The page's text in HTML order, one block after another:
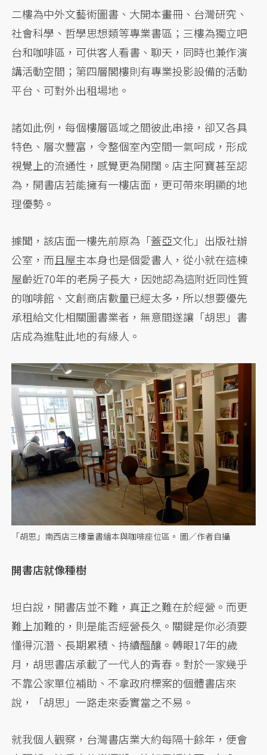
二樓為中外文藝術圖書、大開本畫冊、台灣研究、
社會科學、哲學思想類等專業書區；三樓為獨立吧
台和咖啡區，可供客人看書、聊天，同時也兼作演
講活動空間；第四層閣樓則有專業投影設備的活動
平台、可對外出租場地。
諸如此例，每個樓層區域之間彼此串接，卻又各具
特色、層次豐富，令整個室內空間一氣呵成，形成
視覺上的流通性，感覺更為開闊。店主阿寶甚至認
為，開書店若能擁有一樓店面，更可帶來明顯的地
理優勢。
據聞，該店面一樓先前原為「蓋亞文化」出版社辦
公室，而且屋主本身也是個愛書人，從小就在這棟
屋齡近70年的老房子長大，因她認為這附近同性質
的咖啡館、文創商店數量已經太多，所以想要優先
承租給文化相關圖書業者，無意間遂讓「胡思」書
店成為進駐此地的有緣人。
「胡思」南西店三樓童書繪本與咖啡座位區。 圖／作者自攝
開書店就像種樹
坦白說，開書店並不難，真正之難在於經營。而更
難上加難的，則是能否經營長久。關鍵是你必須要
懂得沉潛、長期累積、持續醞釀。轉眼17年的歲
月，胡思書店承載了一代人的青春。對於一家幾乎
不靠公家單位補助、不拿政府標案的個體書店來
說，「胡思」一路走來委實當之不易。
就我個人觀察，台灣書店業大約每隔十餘年，便會